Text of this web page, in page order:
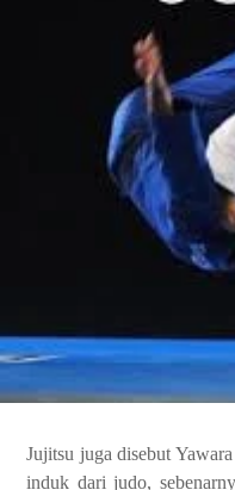
Jujitsu juga disebut
induk dari judo,